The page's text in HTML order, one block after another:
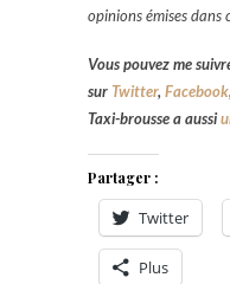
opinions émises dans
Vous pouvez me
sur Twitter,Facebook
Taxi-brousse a aussi
Partager :
Twitter
Plus